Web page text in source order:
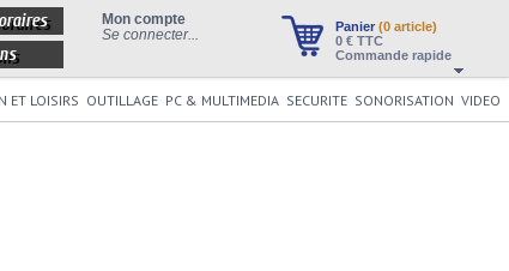
Panier (0 article)
0 € TTC
Commande rapide
Mon compte
Se connecter...
ET LOISIRS OUTILLAGE PC & MULTIMEDIA SECURITE SONORISATION VIDEO